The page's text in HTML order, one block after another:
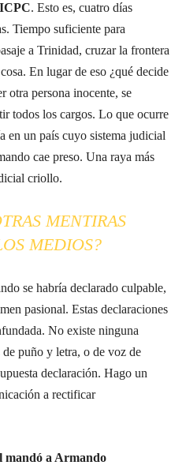
. Esto es, cuatro días
Tiempo suficiente para
a Trinidad, cruzar la frontera
En lugar de eso ¿qué decide
otra persona inocente, se
todos los cargos. Lo que ocurre
en un país cuyo sistema judicial
cae preso. Una raya más
criollo.
MENTIRAS
MEDIOS?
se habría declarado culpable,
pasional. Estas declaraciones
No existe ninguna
puño y letra, o de voz de
declaración. Hago un
a rectificar
mandó a Armando